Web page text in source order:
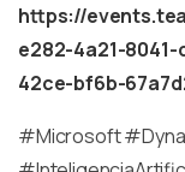
https://
e282-4a21-8041-
42ce-bf6b-
#Microsoft